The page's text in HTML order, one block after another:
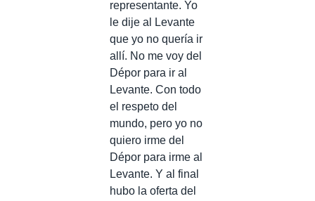
representante. Yo
le dije al Levante
que yo no quería ir
allí. No me voy del
Dépor para ir al
Levante. Con todo
el respeto del
mundo, pero yo no
quiero irme del
Dépor para irme al
Levante. Y al final
hubo la oferta del